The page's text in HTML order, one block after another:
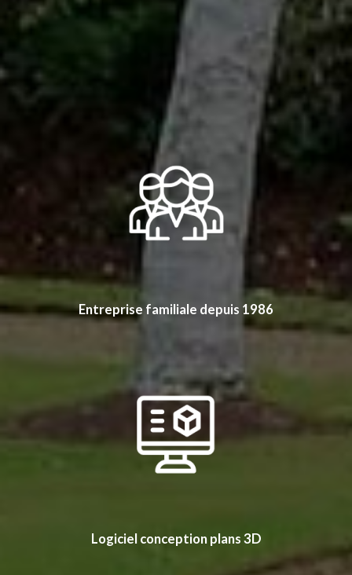
Entreprise familiale depuis 1986
Logiciel conception plans 3D